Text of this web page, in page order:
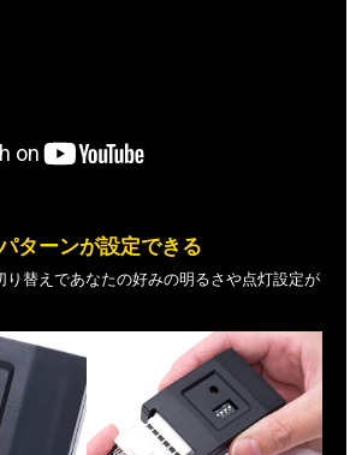
ターンが設定できる
り替えであなたの好みの明るさや点灯設定が